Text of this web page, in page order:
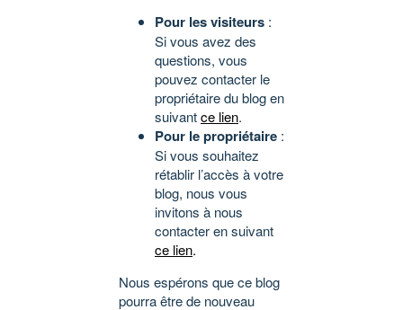
Pour les visiteurs :
Si vous avez des
questions, vous
pouvez contacter le
propriétaire du blog en
suivantce lien.
Pour le propriétaire :
Si vous souhaitez
rétablir l’accès à votre
blog, nous vous
invitons à nous
contacter en suivant
ce lien.
Nous espérons que ce blog
pourra être de nouveau